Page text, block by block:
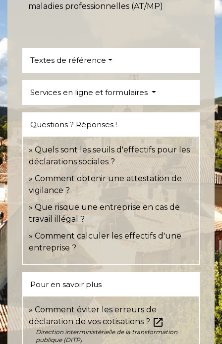
maladies professionnelles (AT/MP)
Textes de référence
Services en ligne et formulaires
Questions ? Réponses !
Quels sont les seuils d'effectifs pour les
déclarations sociales ?
Comment obtenir une attestation de
vigilance ?
Que risque une entreprise en cas de
travail illégal ?
Comment calculer les effectifs d'une
entreprise ?
Pour en savoir plus
Comment éviter les erreurs de
déclaration de vos cotisations ? open_in_new
Direction interministérielle de la transformation
publique (DITP)